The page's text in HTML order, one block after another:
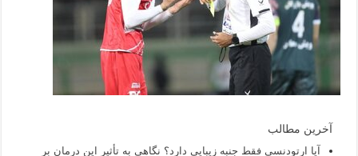
آخرین مطالب
آیا ارتودنسی فقط جنبه زیبایی دارد؟ نگاهی به تأثیر این درمان بر